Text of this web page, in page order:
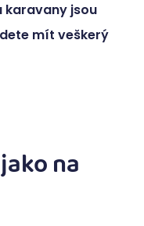
karavany jsou
mít veškerý
na